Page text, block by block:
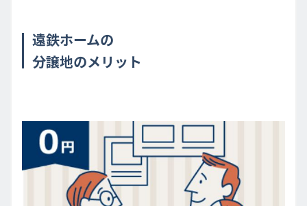
遠鉄ホームの
分譲地のメリット